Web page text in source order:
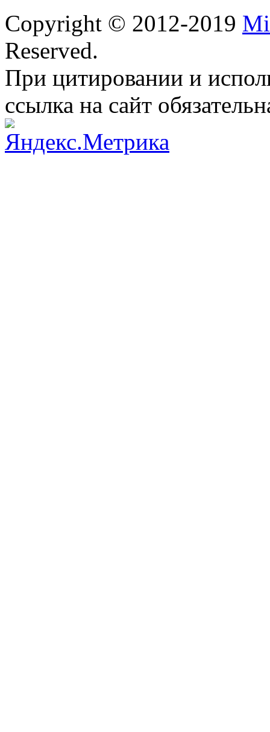
Copyright © 2012-2019
Reserved.
При цитировании и
ссылка на сайт